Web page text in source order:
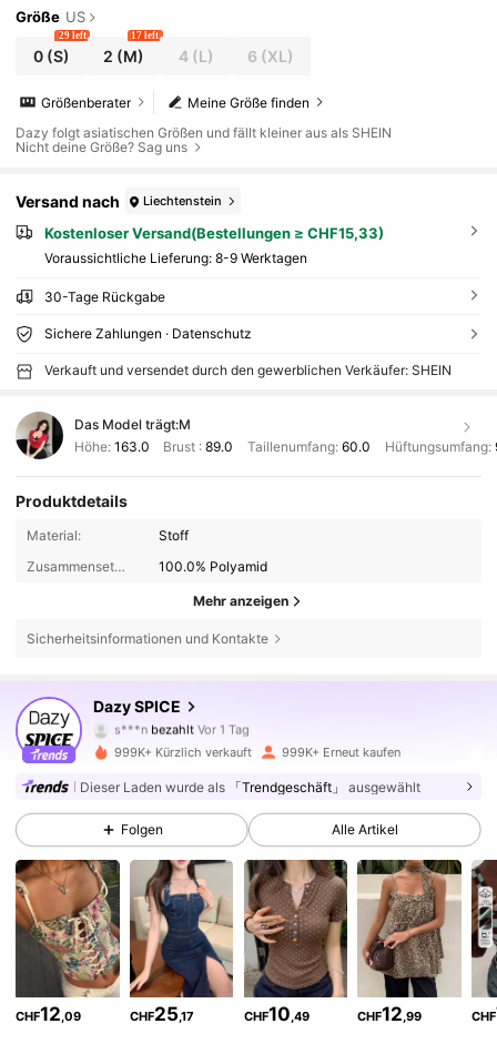
Größe US
0 (S)
29 left
2 (M)
17 left
4(L) 6 (XL)
Meine Größe finden
Größenberater
Dazy folgt asiatischen Größen und fällt kleiner aus als SHEIN
Nicht deine Größe? Sag uns
Versand nach Liechtenstein
Kostenloser Versand(Bestellungen ≥ CHF15,33)
Voraussichtliche Lieferung: 8-9 Werktagen
30-Tage Rückgabe
Sichere Zahlungen · Datenschutz
Verkauft und versendet durch den gewerblichen Verkäufer: SHEIN
Das Model trägt:M
Höhe: 163.0 Brust :89.0 Taillenumfang: 60.0 Hüftungsumfang:
Produktdetails
Material:
Stoff
Zusammensetzung:
100.0% Polyamid
Mehr anzeigen
Sicherheitsinformationen und Kontakte
Dazy SPICE
4,84
2M Follower
s***n
v***m istVor 4 Stunden
4,84 2M Follower
4,84 2M Follower
4,84 2M Follower
999K+ Kürzlich verkauft 999K+ Erneut kaufen
Dieser Laden wurde als 「Trendgeschäft」 ausgewählt
Folgen Alle Artikel
CHF12,09 CHF25,17 CHF10,49 CHF12,99 CHF